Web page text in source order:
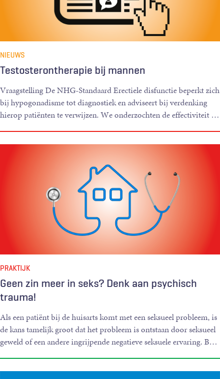
Testosterontherapie bij mannen
NIEUWS
Vraagstelling De NHG-Standaard Erectiele disfunctie beperkt zich
bij hypogonadisme tot diagnostiek en adviseert bij verdenking
hierop patiënten te verwijzen. We onderzochten de effectiviteit …
Geen zin meer in seks? Denk aan psychisch
trauma!
PRAKTIJK
Als een patiënt bij de huisarts komt met een seksueel probleem, is
de kans tamelijk groot dat het probleem is ontstaan door seksueel
geweld of een andere ingrijpende negatieve seksuele ervaring. B…